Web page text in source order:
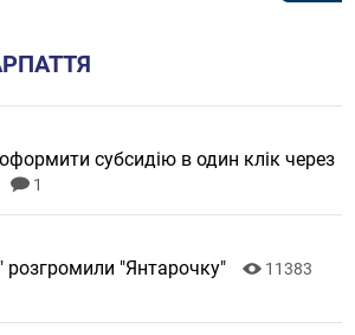
субсидію в один клік через
1
"Янтарочку"
11383